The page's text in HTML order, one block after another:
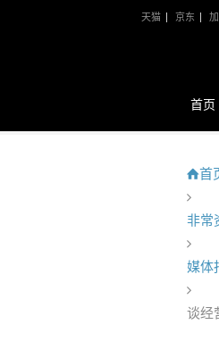
天猫 京东
首页
首
非常
媒体
谈经